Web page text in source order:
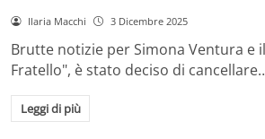
Ilaria Macchi 3 Dicembre 2025
Brutte notizie per Simona Ventura e
Fratello", è stato deciso di
Leggi di più